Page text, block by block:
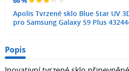
Apolis Tvrzené sklo Blue Star UV
pro Samsung Galaxy S9 Plus
Popis